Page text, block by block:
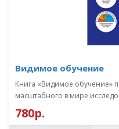
Видимое обучение
Книга «Видимое обучение»
масштабного в мире
780р.